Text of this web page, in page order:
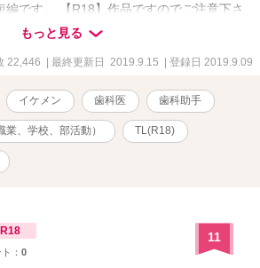
編です。 【R18】作品ですのでご注意下さ
済作品の短編集『童話に対して思うこと…
・徳永×茜の場合』
もっと見る
22,446 | 最終更新日 2019.9.15 | 登録日 2019.9.09
イケメン 歯科医 歯科助手
、学校、部活動） TL(R18)
R18
： 0
11